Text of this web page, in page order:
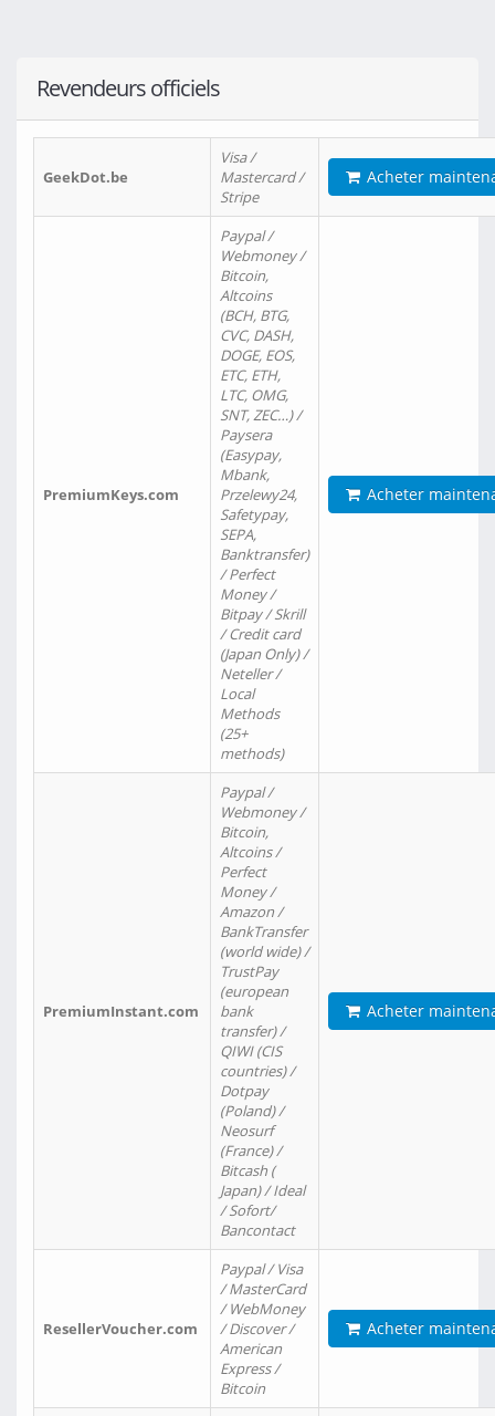
Revendeurs officiels
GeekDot.be
Visa /
Mastercard /
Stripe
Acheter
PremiumKeys.com
Paypal /
Webmoney /
Bitcoin,
Altcoins
(BCH, BTG,
CVC, DASH,
DOGE, EOS,
ETC, ETH,
LTC, OMG,
SNT, ZEC…) /
Paysera
(Easypay,
Mbank,
Przelewy24,
Safetypay,
SEPA,
Banktransfer)
/ Perfect
Money /
Bitpay / Skrill
/ Credit card
(Japan Only) /
Neteller /
Local
Methods
(25+
methods)
Acheter
PremiumInstant.com
Paypal /
Webmoney /
Bitcoin,
Altcoins /
Perfect
Money /
Amazon /
BankTransfer
(world wide) /
TrustPay
(european
bank
transfer) /
QIWI (CIS
countries) /
Dotpay
(Poland) /
Neosurf
(France) /
Bitcash (
Japan) / Ideal
/ Sofort/
Bancontact
Acheter
ResellerVoucher.com
Paypal / Visa
/ MasterCard
/ WebMoney
/ Discover /
American
Express /
Bitcoin
Acheter